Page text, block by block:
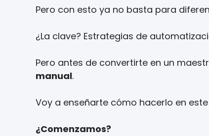
Pero con esto ya no basta para
¿La clave? Estrategias de
Pero antes de convertirte en un
manual.
Voy a enseñarte cómo hacerlo en
¿Comenzamos?